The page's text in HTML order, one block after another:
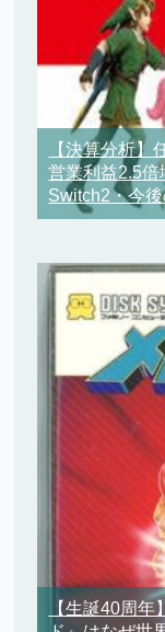
【決算分析
営業利益2.5
Switch2・今
【生誕40周